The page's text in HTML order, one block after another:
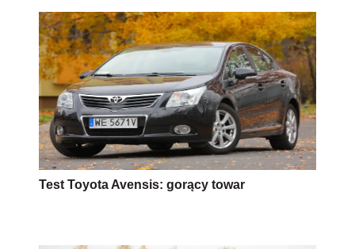
Test Toyota Avensis: gorący towar